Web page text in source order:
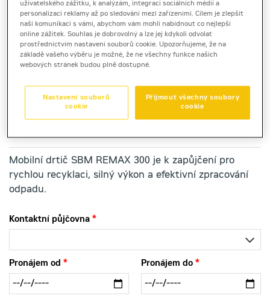
na dotaz bez DPH
na dotaz s DPH
Kauce
50 000 Kč
mobilní odrazový drtič
Mobilní drtič SBM REMAX 300 je k zapůjčení pro
rychlou recyklaci, silný výkon a efektivní zpracování
odpadu.
Kontaktní půjčovna
Pronájem od Pronájem do
uživatelského zážitku, k analýzám, integraci sociálních médií a
personalizaci reklamy až po sledování mezi zařízeními. Cílem je zlepšit
naši komunikaci s vámi, abychom vám mohli nabídnout co nejlepší
online zážitek. Souhlas je dobrovolný a lze jej kdykoli odvolat
prostřednictvím nastavení souborů cookie. Upozorňujeme, že na
základě vašeho výběru je možné, že ne všechny funkce našich
webových stránek budou plně dostupné.
Přijmout všechny soubory
cookie
Nastavení souborů
cookie